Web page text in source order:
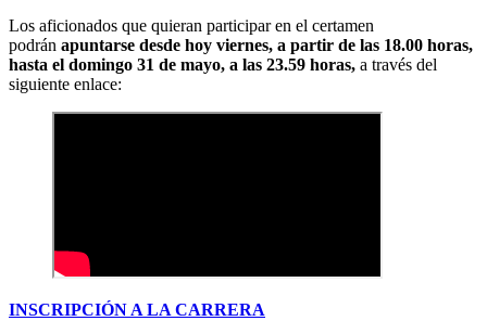
Los aficionados que quieran participar en el certamen
podrán apuntarse desde hoy viernes, a partir de las 18.00 horas,
hasta el domingo 31 de mayo, a las 23.59 horas, a través del
siguiente enlace:
INSCRIPCIÓN A LA CARRERA